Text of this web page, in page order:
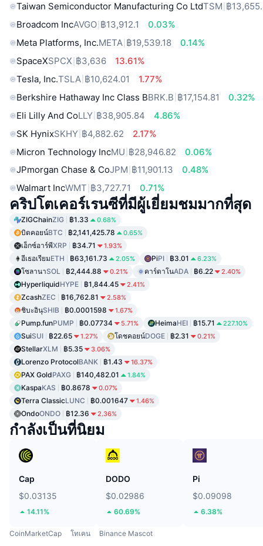
Taiwan Semiconductor Manufacturing Co LtdTSM ฿
Broadcom IncAVGO ฿13,912.1
0.03%
Meta Platforms, Inc.META ฿19,539.18
0.14%
SpaceXSPCX ฿3,636
13.61%
Tesla, Inc.TSLA ฿10,624.01
1.77%
Berkshire Hathaway Inc Class BBRK.B ฿17,154.81
0.32%
Eli Lilly And CoLLY ฿38,905.84
4.86%
SK HynixSKHY ฿4,882.62
2.17%
Micron Technology IncMU ฿28,946.82
0.06%
JPmorgan Chase & CoJPM ฿11,901.13
0.48%
Walmart IncWMT ฿3,727.71 0.71%
คริปโตเคอร์เรนซีที่มีผู้เยี่ยมชมมากที่สุด
ZIGChainZIG ฿1.33 0.68%
บิตคอยน์BTC ฿2,141,425.78 0.65%
เอ็กซ์อาร์พีXRP ฿34.71 1.93%
อีเธอเรียมETH ฿63,161.73 2.05% PiPI ฿3.01 6.23%
โซลานาSOL ฿2,444.88 0.21% คาร์ดาโนADA ฿6.22 2.40%
HyperliquidHYPE ฿1,844.45 2.41%
ZcashZEC ฿16,762.81 2.58%
ชิบะอินุSHIB ฿0.0001598 1.67%
Pump.funPUMP ฿0.07734 5.71% HeimaHEI ฿15.71 227.10%
SuiSUI ฿22.65 1.27% โดชคอยน์DOGE ฿2.31 0.21%
StellarXLM ฿5.35 3.06%
Lorenzo ProtocolBANK ฿1.43 16.37%
PAX GoldPAXG ฿140,482.01 1.84%
KaspaKAS ฿0.8678 0.07%
Terra ClassicLUNC ฿0.001647 1.46%
OndoONDO ฿12.36 2.36%
กำลังเป็นที่นิยม
Cap
$0.03135
14.11%
DODO
$0.02986
60.69%
Pi
$0.09098
6.38%
CoinMarketCap โทเคน Binance Mascot